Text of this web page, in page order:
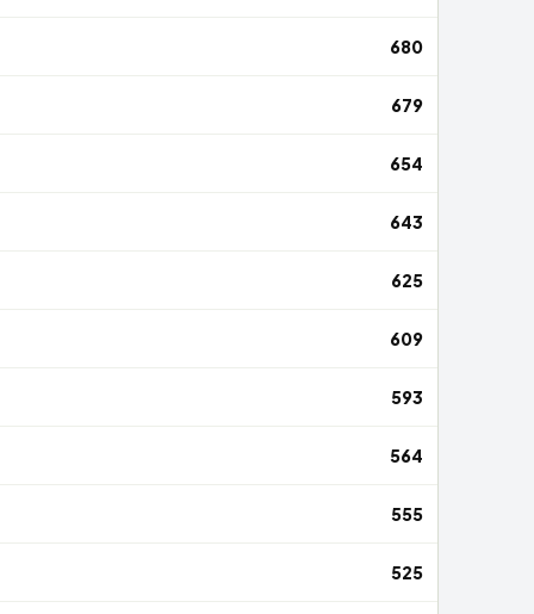
680
679
654
643
625
609
593
564
555
525